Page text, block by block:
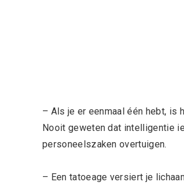
– Als je er eenmaal één hebt, is
Nooit geweten dat intelligentie
personeelszaken overtuigen.
– Een tatoeage versiert je